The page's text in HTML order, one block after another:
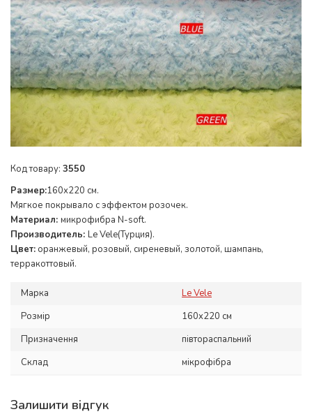
Код товару: 3550
Размер:160х220 см.
Мягкое покрывало с эффектом розочек.
Материал: микрофибра N-soft.
Производитель: Le Vele(Турция).
Цвет: оранжевый, розовый, сиреневый, золотой, шампань,
терракоттовый.
Марка
Le Vele
Розмір
160x220 см
Призначення
півтораспальний
Склад
мікрофібра
Залишити відгук